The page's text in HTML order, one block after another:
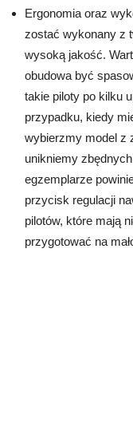
Ergonomia oraz
zostać wykonany z
wysoką jakość.
obudowa być
takie piloty po kilku
przypadku, kiedy
wybierzmy model z
unikniemy
egzemplarze
przycisk regulacji
pilotów, które mają
przygotować na